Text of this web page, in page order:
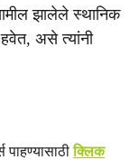
झालेले स्थानिक
हवेत, असे त्यांनी
पाहण्यासाठीक्लिक